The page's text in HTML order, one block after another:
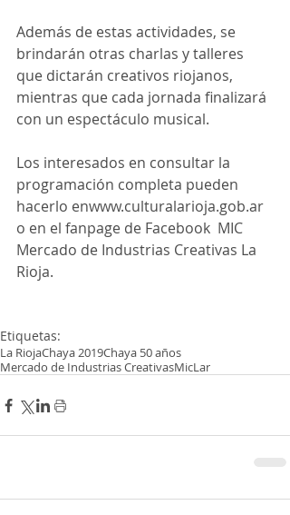
Además de estas actividades, se
brindarán otras charlas y talleres
que dictarán creativos riojanos,
mientras que cada jornada finalizará
con un espectáculo musical.
Los interesados en consultar la
programación completa pueden
hacerlo enwww.culturalarioja.gob.ar
o en el fanpage de Facebook  MIC
Mercado de Industrias Creativas La
Rioja.
Etiquetas:
La RiojaChaya 2019Chaya 50 años
Mercado de Industrias CreativasMicLar